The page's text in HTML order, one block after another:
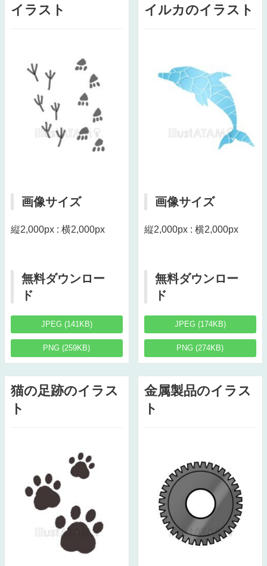
イラスト
画像サイズ
縦2,000px : 横2,000px
無料ダウンロー
ド
JPEG (141KB)
PNG (259KB)
イルカのイラスト
画像サイズ
縦2,000px : 横2,000px
無料ダウンロー
ド
JPEG (174KB)
PNG (274KB)
猫の足跡のイラス
ト
金属製品のイラス
ト